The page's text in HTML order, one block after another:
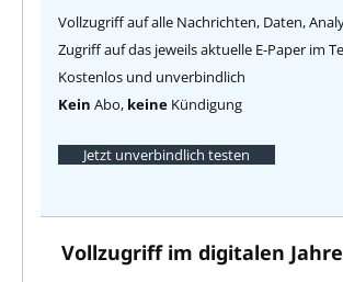
Vollzugriff auf alle Nachrichten, Daten,
Zugriff auf das jeweils aktuelle E-Paper im
Kostenlos und unverbindlich
Kein Abo, keine Kündigung
Jetzt unverbindlich testen
Vollzugriff im digitalen